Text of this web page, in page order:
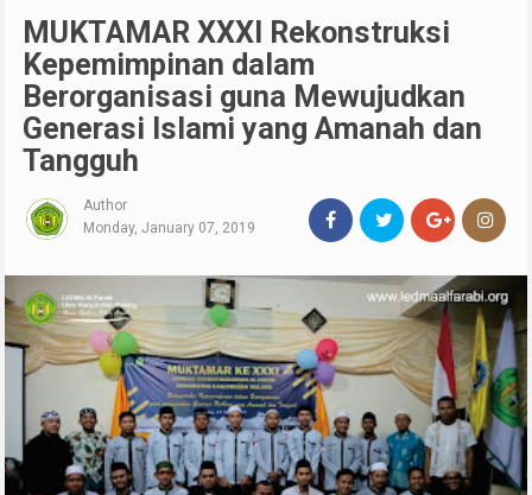
MUKTAMAR XXXI Rekonstruksi
Kepemimpinan dalam
Berorganisasi guna Mewujudkan
Generasi Islami yang Amanah dan
Tangguh
Author
Monday, January 07, 2019